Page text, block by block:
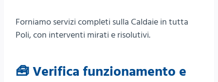
Forniamo servizi completi sulla Caldaie in tutta
Poli, con interventi mirati e risolutivi.
🧰 Verifica funzionamento e